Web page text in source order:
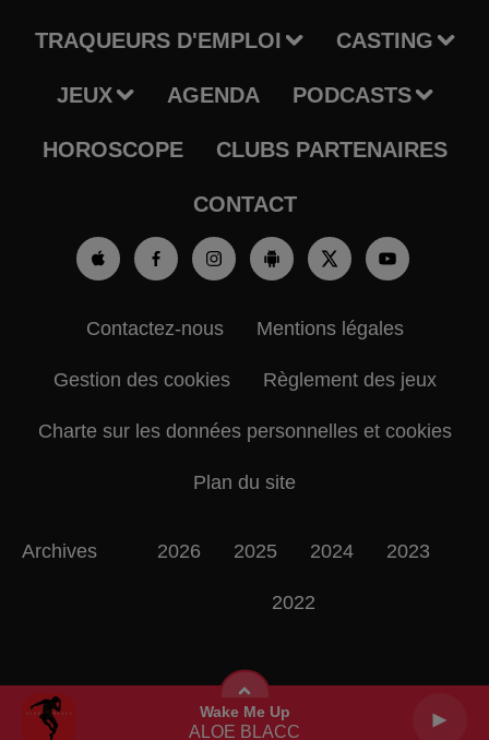
Wake Me Up
ALOE BLACC
TRAQUEURS D'EMPLOI CASTING
JEUX AGENDA PODCASTS
HOROSCOPE CLUBS PARTENAIRES
CONTACT
Contactez-nous Mentions légales
Gestion des cookies Règlement des jeux
Charte sur les données personnelles et cookies
Plan du site
Archives 2026 2025 2024 2023
2022